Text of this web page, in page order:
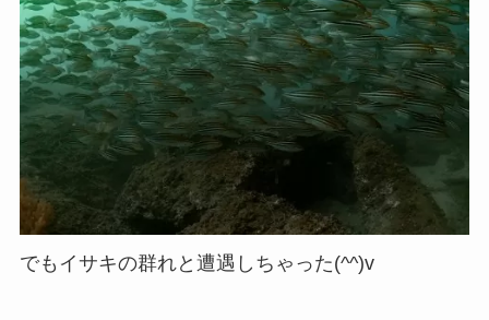
でもイサキの群れと遭遇しちゃった(^^)v